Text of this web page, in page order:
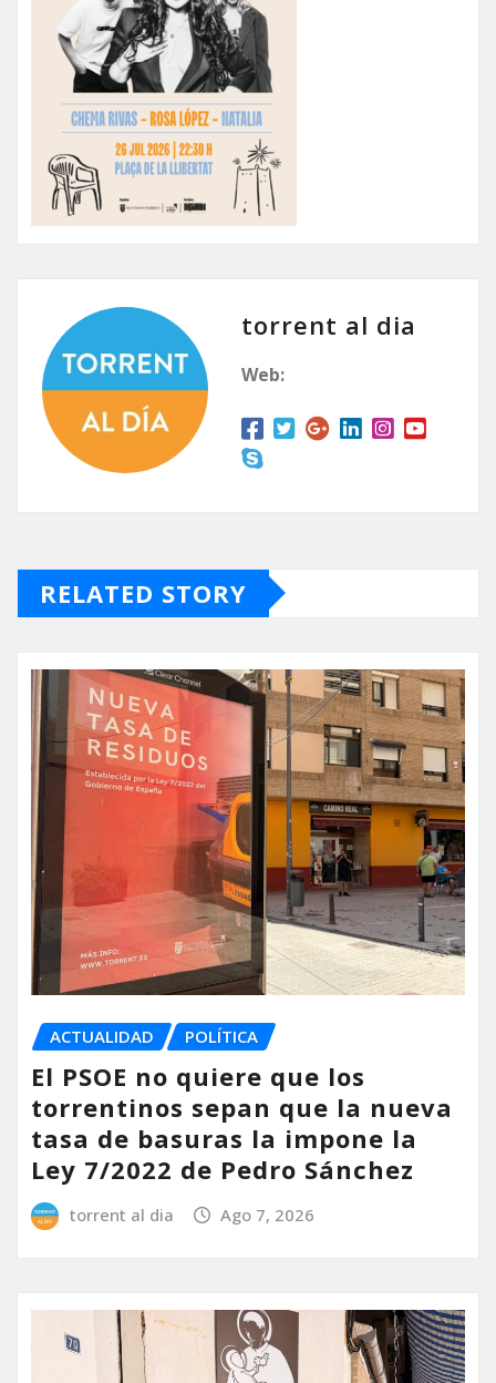
torrent al dia
Web:
RELATED STORY
ACTUALIDAD POLÍTICA
El PSOE no quiere que los
torrentinos sepan que la nueva
tasa de basuras la impone la
Ley 7/2022 de Pedro Sánchez
torrent al dia Ago 7, 2026